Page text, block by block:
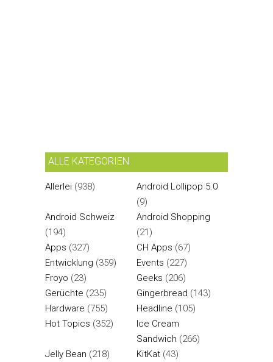
ALLE KATEGORIEN
Allerlei (938)
Android Lollipop 5.0
(9)
Android Schweiz
(194)
Android Shopping
(21)
Apps (327) CH Apps (67)
Entwicklung (359) Events (227)
Froyo (23) Geeks (206)
Gerüchte (235) Gingerbread (143)
Hardware (755) Headline (105)
Hot Topics (352)
Ice Cream
Sandwich (266)
Jelly Bean (218) KitKat (43)